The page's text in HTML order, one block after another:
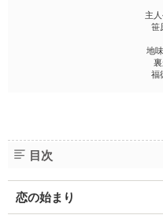
主
笹
地
福
目次
恋の始まり